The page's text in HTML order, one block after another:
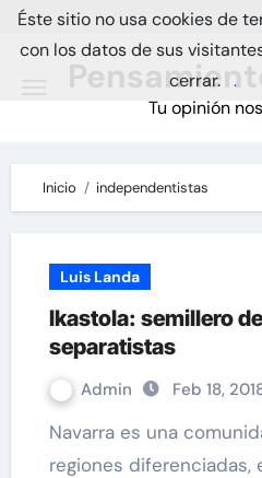
Skip
Tu opinión
Inicio independentistas
Luis Landa
Ikastola: semillero
separatistas
Admin Feb 18,
Navarra es una comunidad diversa con dos
regiones diferenciadas,
Éste sitio no usa cookies de
con los datos de sus
cerrar. .